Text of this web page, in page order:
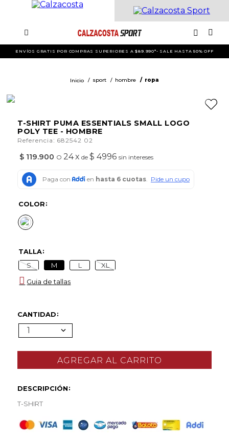
ENVÍOS GRATIS POR COMPRAS SUPERIORES A $89.990*- SALE HASTA 50% OFF
sport hombre ropa
T-SHIRT PUMA ESSENTIALS SMALL LOGO
POLY TEE - HOMBRE
Referencia : 682542 02
$ 119.900 O 24x de$ 4996 sin intereses
COLOR
TALLA
S M L XL
Guia de tallas
CANTIDAD
1
DESCRIPCIÓN
T-SHIRT